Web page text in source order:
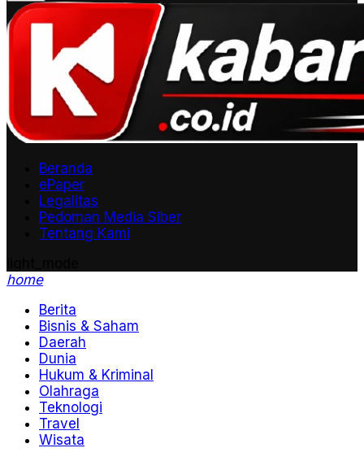
Beranda
ePaper
Legalitas
Pedoman Media Siber
Tentang Kami
home
Berita
Bisnis & Saham
Daerah
Dunia
Hukum & Kriminal
Olahraga
Teknologi
Travel
Wisata